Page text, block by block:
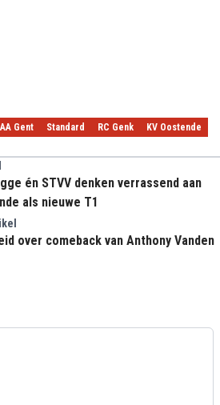
AA Gent Standard RC Genk
KV Oostende
én STVV denken verrassend aan
als nieuwe T1
over comeback van Anthony Vanden